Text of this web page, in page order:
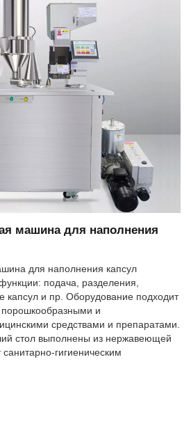
машина для наполнения
для наполнения капсул
подача, разделения,
капсул и пр. Оборудование подходит
и
средствами и препаратами.
стол выполнены из нержавеющей
гигиеническим